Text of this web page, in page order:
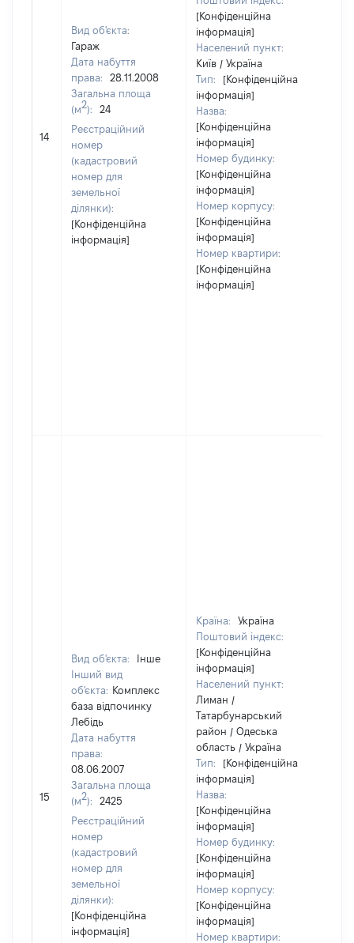
14
Вид об'єкта:
Гараж
Дата набуття
права:
28.11.2008
Загальна площа
(м2):
24
Реєстраційний
номер
(кадастровий
номер для
земельної
ділянки):
[Конфіденційна
інформація]
[Конфіденційна
інформація]
Населений пункт:
Київ / Україна
Тип:
[Конфіденційна
інформація]
Назва:
[Конфіденційна
інформація]
Номер будинку:
[Конфіденційна
інформація]
Номер корпусу:
[Конфіденційна
інформація]
Номер квартири:
[Конфіденційна
інформація]
15
Вид об'єкта:
Інше
Інший вид
об'єкта: Комплекс
база відпочинку
Лебідь
Дата набуття
права:
08.06.2007
Загальна площа
(м2):
2425
Реєстраційний
номер
(кадастровий
номер для
земельної
ділянки):
[Конфіденційна
інформація]
Країна:
Україна
Поштовий індекс:
[Конфіденційна
інформація]
Населений пункт:
Лиман /
Татарбунарський
район / Одеська
область / Україна
Тип:
[Конфіденційна
інформація]
Назва:
[Конфіденційна
інформація]
Номер будинку:
[Конфіденційна
інформація]
Номер корпусу:
[Конфіденційна
інформація]
Номер квартири: